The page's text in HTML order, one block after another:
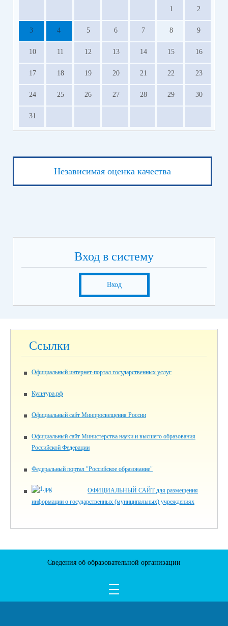
1 2
3 4 5 6 7 8 9
10 11 12 13 14 15 16
17 18 19 20 21 22 23
24 25 26 27 28 29 30
31
Независимая оценка качества
Вход в систему
Вход
Ссылки
Официальный интернет-портал государственных услуг
Культура.рф
Официальный сайт Минпросвещения России
Официальный сайт Министерства науки и высшего образования
Российской Федерации
Федеральный портал "Российское образование"
ОФИЦИАЛЬНЫЙ САЙТ для размещения
информации о государственных (муниципальных) учреждениях
Сведения об образовательной организации